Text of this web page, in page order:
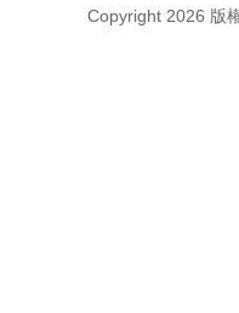
Copyright 2026 版